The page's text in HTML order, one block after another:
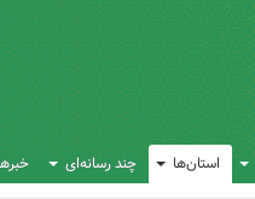
استان‌ها چند رسانه‌ای